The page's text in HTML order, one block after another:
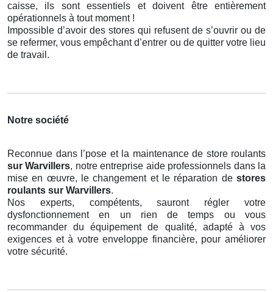
caisse, ils sont essentiels et doivent être entièrement
opérationnels à tout moment !
Impossible d’avoir des stores qui refusent de s’ouvrir ou de
se refermer, vous empêchant d’entrer ou de quitter votre lieu
de travail.
Notre société
Reconnue dans l’pose et la maintenance de store roulants
sur Warvillers, notre entreprise aide professionnels dans la
mise en œuvre, le changement et le réparation de stores
roulants sur Warvillers.
Nos experts, compétents, sauront régler votre
dysfonctionnement en un rien de temps ou vous
recommander du équipement de qualité, adapté à vos
exigences et à votre enveloppe financière, pour améliorer
votre sécurité.